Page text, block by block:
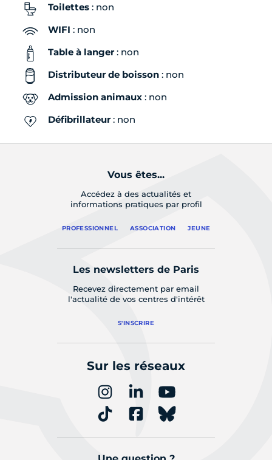
Toilettes : non
WIFI : non
Table à langer: non
Distributeur de boisson : non
Admission animaux : non
Défibrillateur: non
Vous êtes...
Accédez à des actualités et
informations pratiques par profil
PROFESSIONNEL ASSOCIATION JEUNE
Les newsletters de Paris
Recevez directement par email
l'actualité de vos centres d'intérêt
S'INSCRIRE
Sur les réseaux